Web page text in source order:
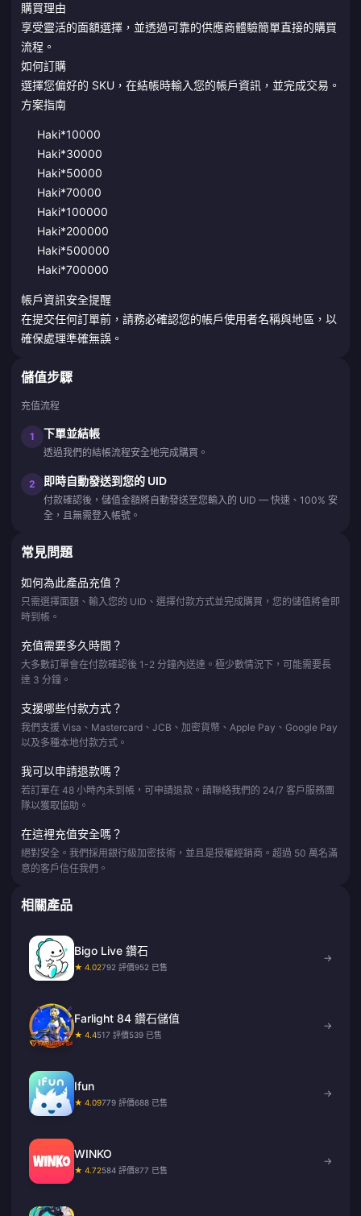
購買理由
享受靈活的面額選擇，並透過可靠的供應商體驗簡單直接的購買
流程。
如何訂購
選擇您偏好的 SKU，在結帳時輸入您的帳戶資訊，並完成交易。
方案指南
Haki*10000
Haki*30000
Haki*50000
Haki*70000
Haki*100000
Haki*200000
Haki*500000
Haki*700000
帳戶資訊安全提醒
在提交任何訂單前，請務必確認您的帳戶使用者名稱與地區，以
確保處理準確無誤。
儲值步驟
充值流程
1 下單並結帳
透過我們的結帳流程安全地完成購買。
2 即時自動發送到您的 UID
付款確認後，儲值金額將自動發送至您輸入的 UID — 快速、100% 安
全，且無需登入帳號。
常見問題
如何為此產品充值？
只需選擇面額、輸入您的 UID、選擇付款方式並完成購買，您的儲值將會即
時到帳。
充值需要多久時間？
大多數訂單會在付款確認後 1-2 分鐘內送達。極少數情況下，可能需要長
達 3 分鐘。
支援哪些付款方式？
我們支援 Visa、Mastercard、JCB、加密貨幣、Apple Pay、Google Pay
以及多種本地付款方式。
我可以申請退款嗎？
若訂單在 48 小時內未到帳，可申請退款。請聯絡我們的 24/7 客戶服務團
隊以獲取協助。
在這裡充值安全嗎？
絕對安全。我們採用銀行級加密技術，並且是授權經銷商。超過 50 萬名滿
意的客戶信任我們。
相關產品
Bigo Live 鑽石
★ 4.02792 評價952 已售
→
Farlight 84 鑽石儲值
★ 4.4517 評價539 已售
→
Ifun
★ 4.09779 評價688 已售
→
WINKO
★ 4.72584 評價877 已售
→